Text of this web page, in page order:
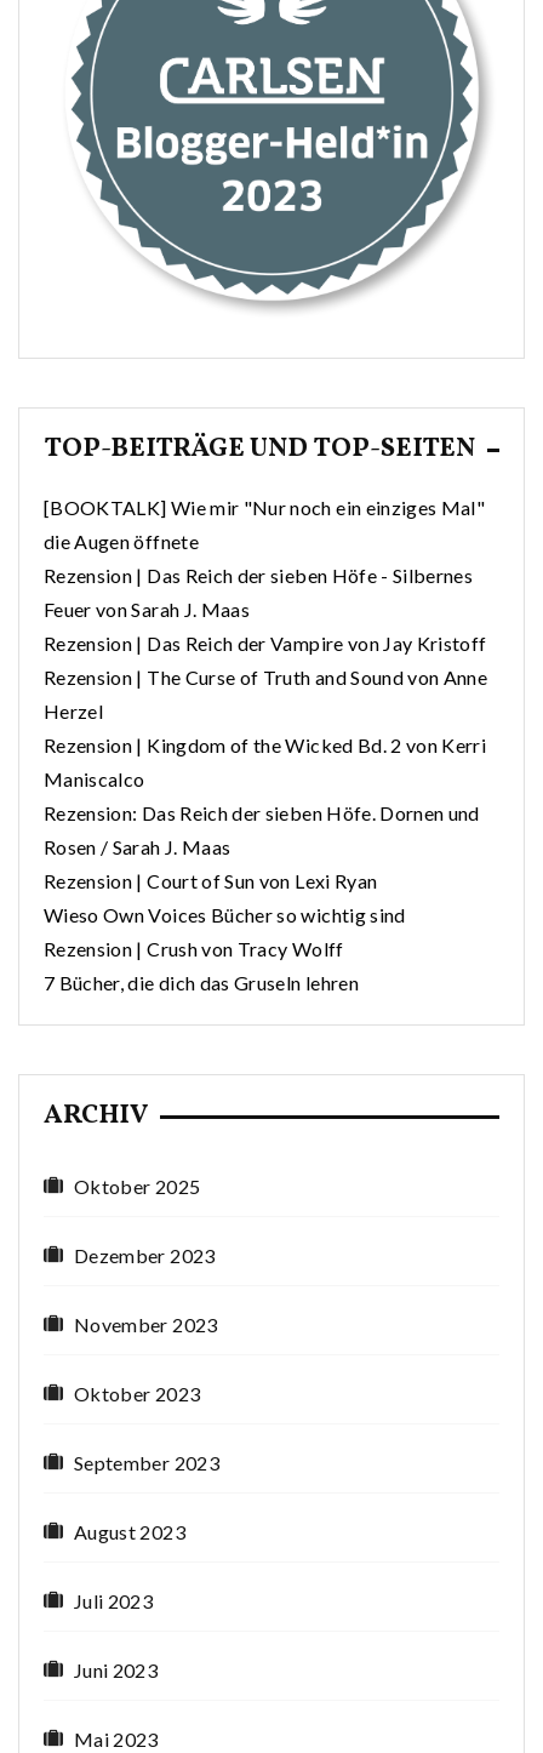
TOP-BEITRÄGE UND TOP-SEITEN
[BOOKTALK] Wie mir "Nur noch ein einziges Mal"
die Augen öffnete
Rezension | Das Reich der sieben Höfe - Silbernes
Feuer von Sarah J. Maas
Rezension | Das Reich der Vampire von Jay Kristoff
Rezension | The Curse of Truth and Sound von Anne
Herzel
Rezension | Kingdom of the Wicked Bd. 2 von Kerri
Maniscalco
Rezension: Das Reich der sieben Höfe. Dornen und
Rosen / Sarah J. Maas
Rezension | Court of Sun von Lexi Ryan
Wieso Own Voices Bücher so wichtig sind
Rezension | Crush von Tracy Wolff
7 Bücher, die dich das Gruseln lehren
ARCHIV
Oktober 2025
Dezember 2023
November 2023
Oktober 2023
September 2023
August 2023
Juli 2023
Juni 2023
Mai 2023